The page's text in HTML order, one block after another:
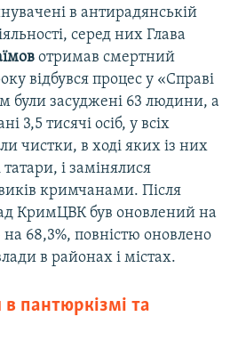
в антирадянській
серед них Глава
отримав смертний
відбувся процес у «Справі
були засуджені 63 людини, а
3,5 тисячі осіб, у всіх
чистки, в ході яких із них
і замінялися
кримчанами. Після
КримЦВК був оновлений на
на 68,3%, повністю оновлено
в районах і містах.
пантюркізмі та